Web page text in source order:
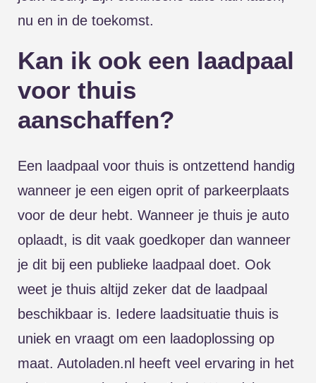
nu en in de toekomst.
Kan ik ook een laadpaal
voor thuis
aanschaffen?
Een laadpaal voor thuis is ontzettend handig
wanneer je een eigen oprit of parkeerplaats
voor de deur hebt. Wanneer je thuis je auto
oplaadt, is dit vaak goedkoper dan wanneer
je dit bij een publieke laadpaal doet. Ook
weet je thuis altijd zeker dat de laadpaal
beschikbaar is. Iedere laadsituatie thuis is
uniek en vraagt om een laadoplossing op
maat. Autoladen.nl heeft veel ervaring in het